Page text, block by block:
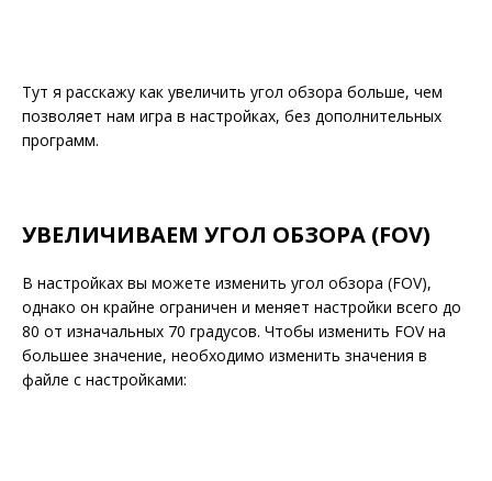
Тут я расскажу как увеличить угол обзора больше, чем
позволяет нам игра в настройках, без дополнительных
программ.
УВЕЛИЧИВАЕМ УГОЛ ОБЗОРА (FOV)
В настройках вы можете изменить угол обзора (FOV),
однако он крайне ограничен и меняет настройки всего до
80 от изначальных 70 градусов. Чтобы изменить FOV на
большее значение, необходимо изменить значения в
файле с настройками: